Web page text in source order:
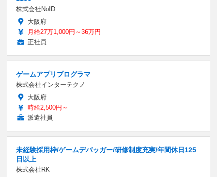
株式会社NoID
大阪府
月給27万1,000円～36万円
正社員
ゲームアプリプログラマ
株式会社インターテクノ
大阪府
時給2,500円～
派遣社員
未経験採用枠/ゲームデバッガー/研修制度充実/年間休日125
日以上
株式会社RK